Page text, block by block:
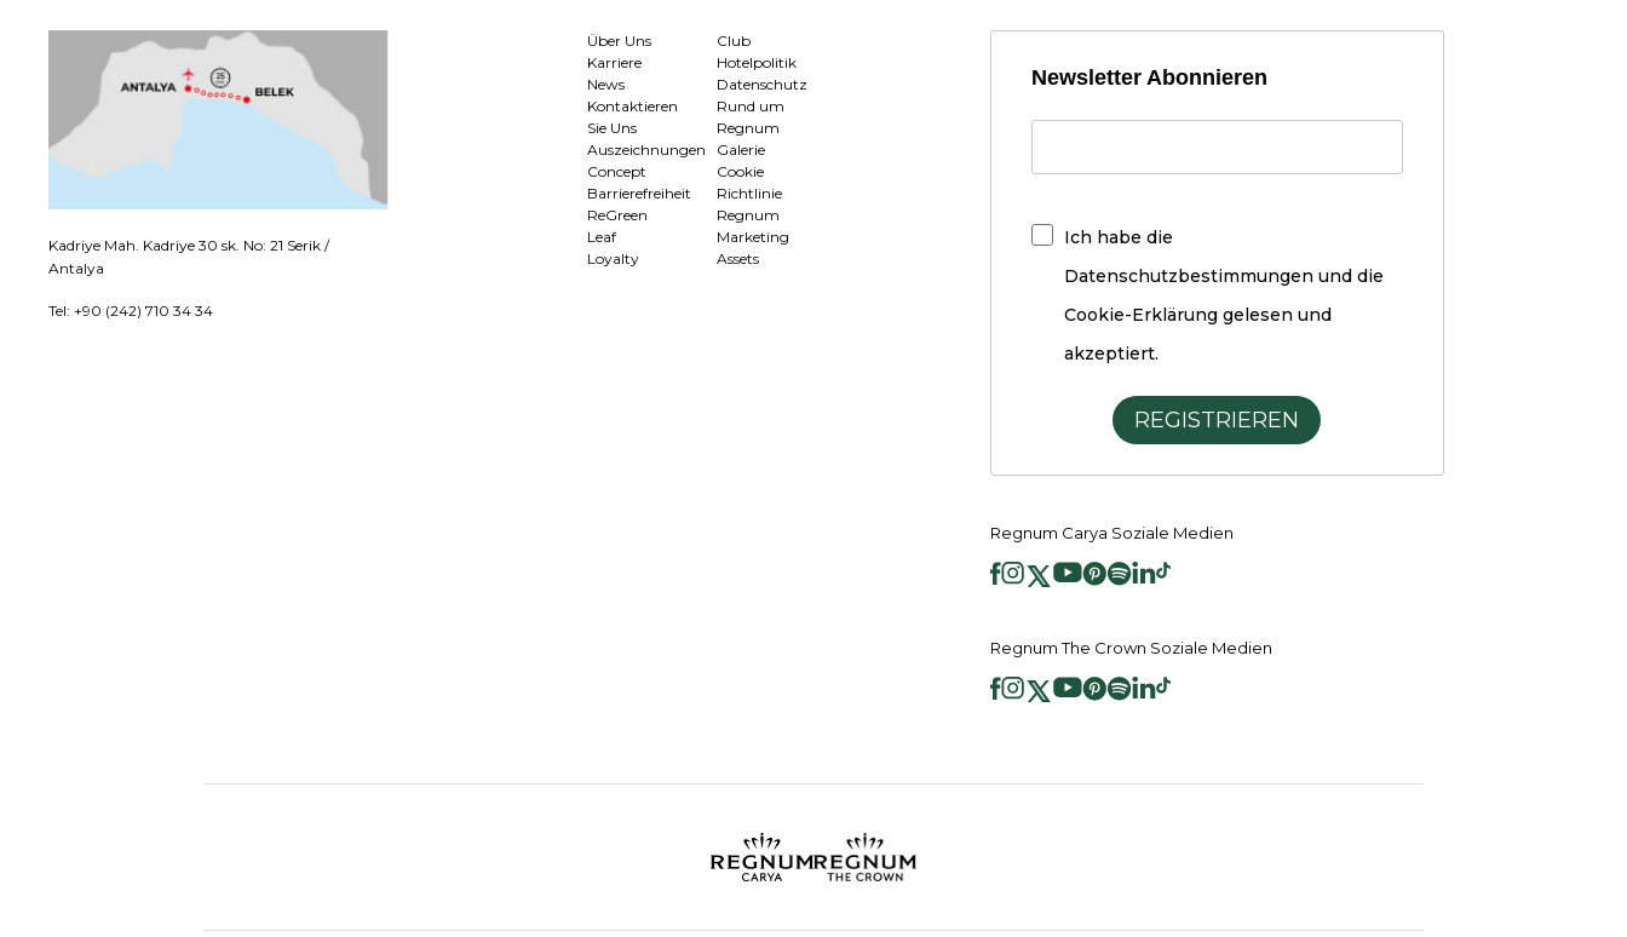
Kadriye Mah. Kadriye 30 sk. No: 21 Serik /
Antalya
Tel: +90 (242) 710 34 34
Über Uns
Karriere
News
Kontaktieren
Sie Uns
Auszeichnungen
Concept
Barrierefreiheit
ReGreen
Leaf
Loyalty
Club
Hotelpolitik
Datenschutz
Rund um
Regnum
Galerie
Cookie
Richtlinie
Regnum
Marketing
Assets
Newsletter Abonnieren
Ich habe die
Datenschutzbestimmungen und die
Cookie-Erklärung gelesen und
akzeptiert.
REGISTRIEREN
Regnum Carya Soziale Medien
Regnum The Crown Soziale Medien